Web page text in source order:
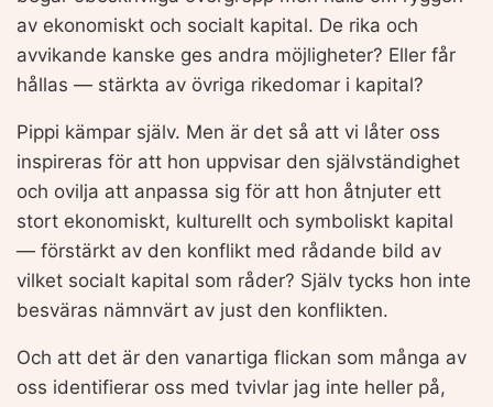
av ekonomiskt och socialt kapital. De rika och
avvikande kanske ges andra möjligheter? Eller får
hållas — stärkta av övriga rikedomar i kapital?
Pippi kämpar själv. Men är det så att vi låter oss
inspireras för att hon uppvisar den självständighet
och ovilja att anpassa sig för att hon åtnjuter ett
stort ekonomiskt, kulturellt och symboliskt kapital
— förstärkt av den konflikt med rådande bild av
vilket socialt kapital som råder? Själv tycks hon inte
besväras nämnvärt av just den konflikten.
Och att det är den vanartiga flickan som många av
oss identifierar oss med tvivlar jag inte heller på,